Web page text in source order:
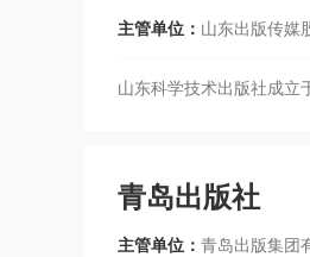
主管单位： 山东出版传媒
山东科学技术出版社成立
青岛出版社
主管单位： 青岛出版集团